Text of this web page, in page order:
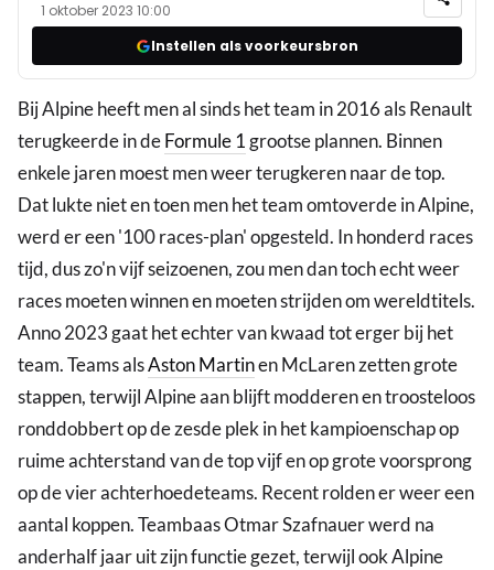
1 oktober 2023 10:00
Instellen als voorkeursbron
Bij Alpine heeft men al sinds het team in 2016 als Renault
terugkeerde in deFormule 1grootse plannen. Binnen
enkele jaren moest men weer terugkeren naar de top.
Dat lukte niet en toen men het team omtoverde in Alpine,
werd er een '100 races-plan' opgesteld. In honderd races
tijd, dus zo'n vijf seizoenen, zou men dan toch echt weer
races moeten winnen en moeten strijden om wereldtitels.
Anno 2023 gaat het echter van kwaad tot erger bij het
team. Teams alsAston Martinen McLaren zetten grote
stappen, terwijl Alpine aan blijft modderen en troosteloos
ronddobbert op de zesde plek in het kampioenschap op
ruime achterstand van de top vijf en op grote voorsprong
op de vier achterhoedeteams. Recent rolden er weer een
aantal koppen. Teambaas Otmar Szafnauer werd na
anderhalf jaar uit zijn functie gezet, terwijl ook Alpine